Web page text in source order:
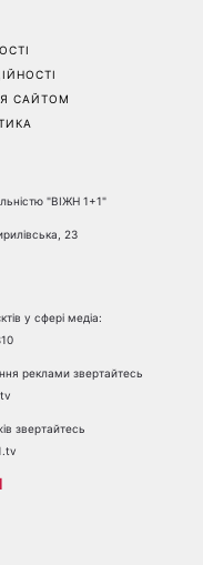
САЙТОМ
"ВІЖН 1+1"
23
у сфері медіа:
реклами звертайтесь
звертайтесь